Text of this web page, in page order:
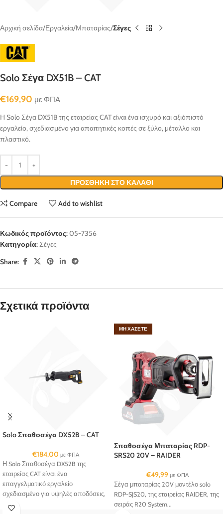
Αρχική σελίδα Εργαλεία Μπαταρίας Σέγες
Solo Σέγα DX51B – CAT
€169,90 με ΦΠΑ
Η Solo Σέγα DX51B της εταιρείας CAT είναι ένα ισχυρό και αξιόπιστό
εργαλείο, σχεδιασμένο για απαιτητικές κοπές σε ξύλο, μέταλλο και
πλαστικό.
ΠΡΟΣΘΉΚΗ ΣΤΟ ΚΑΛΆΘΙ
Compare Add to wishlist
Κωδικός προϊόντος:05-7356
Κατηγορία:Σέγες
Share:
Σχετικά προϊόντα
Solo Σπαθοσέγα DX52B – CAT
€184,00 με ΦΠΑ
Η Solo Σπαθοσέγα DX52B της
εταιρείας CAT είναι ένα
επαγγελματικό εργαλείο
σχεδιασμένο για υψηλές αποδόσεις,
μεγάλη διάρκεια ζωής και απόλυτο
ΜΗ ΧΆΣΕΤΕ
Σπαθοσέγα Μπαταρίας RDP-
SRS20 20V – RAIDER
€49,99 με ΦΠΑ
Σέγα μπαταρίας 20V μοντέλο solo
RDP-SJS20, της εταιρείας RAIDER, της
σειράς R20 System...